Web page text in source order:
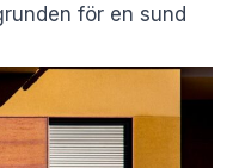
för en sund